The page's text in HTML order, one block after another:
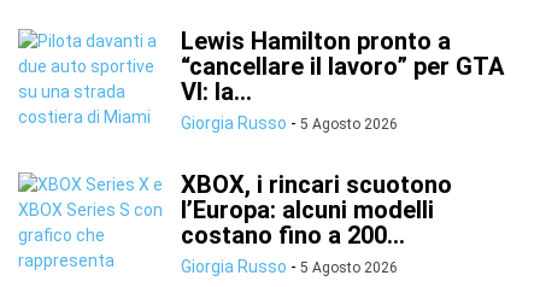
Lewis Hamilton pronto a
“cancellare il lavoro” per GTA
VI: la...
Giorgia Russo - 5 Agosto 2026
XBOX, i rincari scuotono
l’Europa: alcuni modelli
costano fino a 200...
Giorgia Russo - 5 Agosto 2026